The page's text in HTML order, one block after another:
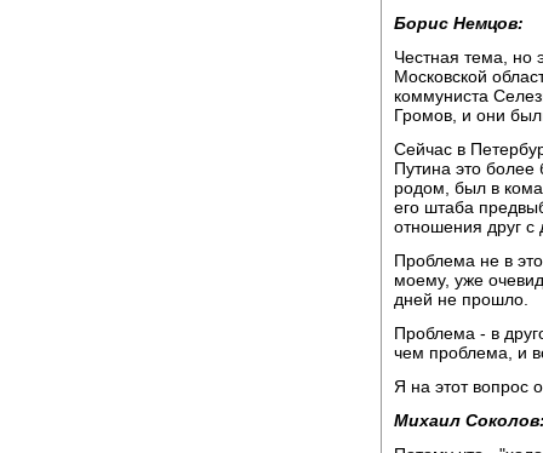
Борис Немцов:
Честная тема, но
Московской
коммуниста
Громов, и они
Сейчас в
Путина это более
родом, был в
его штаба
отношения друг с
Проблема не в
моему, уже
дней не прошло.
Проблема - в
чем проблема, и
Я на этот вопрос
Михаил